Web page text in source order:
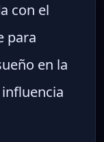
con el
para
en la